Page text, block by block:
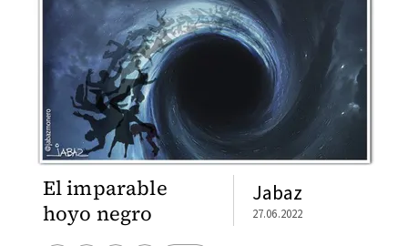
El imparable
hoyo negro
Jabaz
27.06.2022